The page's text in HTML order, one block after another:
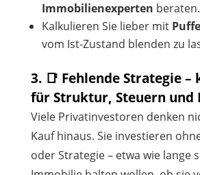
Immobilienexperten beraten.
Kalkulieren Sie lieber mit
vom Ist-Zustand blenden zu
3. 📑 Fehlende Strategie –
für Struktur, Steuern und
Viele Privatinvestoren denken
Kauf hinaus. Sie investieren
oder Strategie – etwa wie lange